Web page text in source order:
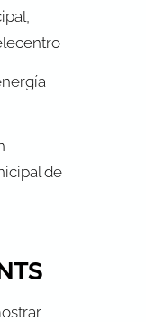
de